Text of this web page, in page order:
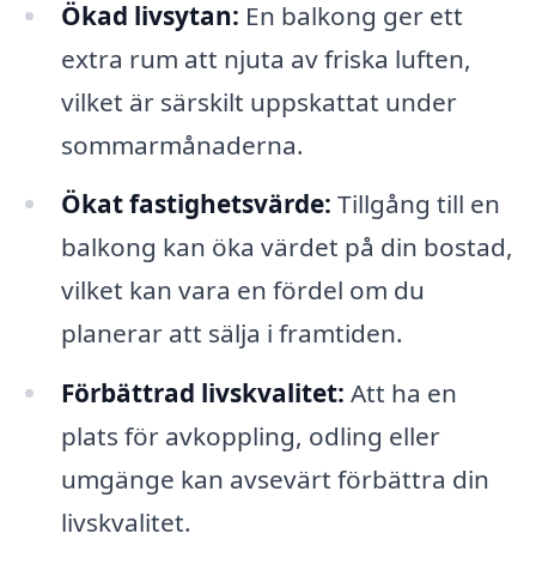
Ökad livsytan: En balkong ger ett
extra rum att njuta av friska luften,
vilket är särskilt uppskattat under
sommarmånaderna.
Ökat fastighetsvärde: Tillgång till en
balkong kan öka värdet på din bostad,
vilket kan vara en fördel om du
planerar att sälja i framtiden.
Förbättrad livskvalitet: Att ha en
plats för avkoppling, odling eller
umgänge kan avsevärt förbättra din
livskvalitet.